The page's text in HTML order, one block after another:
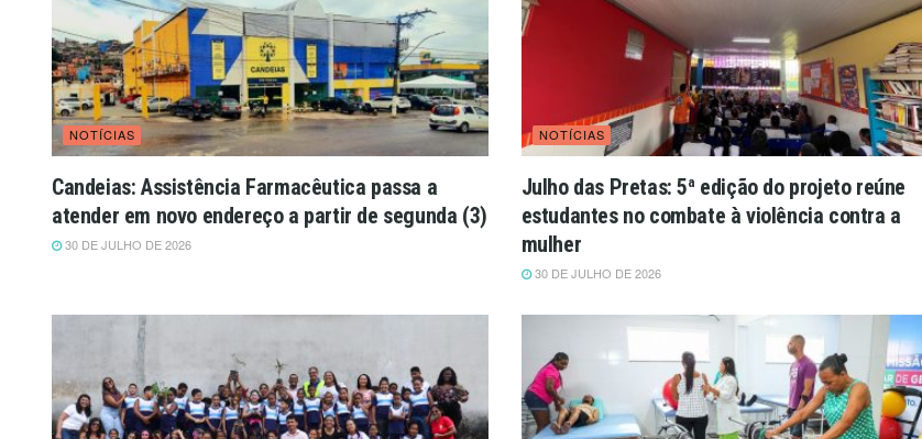
NOTÍCIAS
Candeias: Assistência Farmacêutica passa a
atender em novo endereço a partir de segunda (3)
30 DE JULHO DE 2026
NOTÍCIAS
Julho das Pretas: 5ª edição do projeto reúne
estudantes no combate à violência contra a
mulher
30 DE JULHO DE 2026